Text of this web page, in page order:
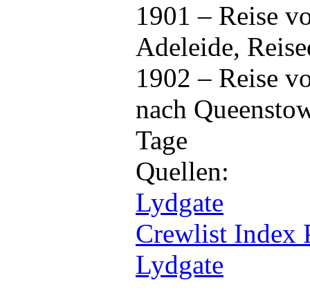
1901 – Reise
Adeleide,
1902 – Reise
nach
Tage
Quellen:
Lydgate
Crewlist Index
Lydgate